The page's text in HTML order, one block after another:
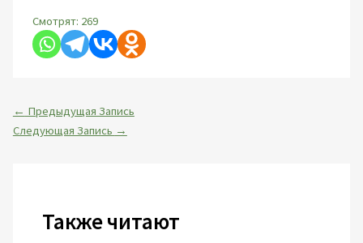
Смотрят: 269
← Предыдущая Запись
Следующая Запись →
Также читают